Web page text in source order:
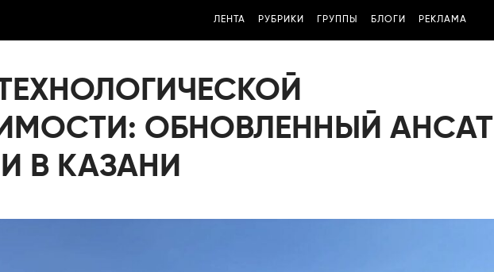
ЛЕНТА РУБРИКИ ГРУППЫ БЛОГИ РЕКЛАМА
ОБНОВЛЕННЫЙ АНСАТ
В КАЗАНИ